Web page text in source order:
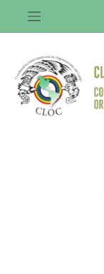
contenido